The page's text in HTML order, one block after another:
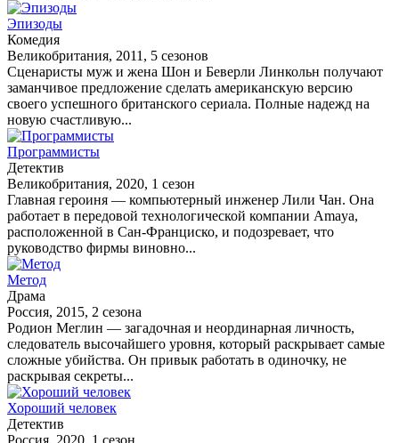
Эпизоды
Комедия
Великобритания, 2011, 5 сезонов
Сценаристы муж и жена Шон и Беверли Линкольн получают
заманчивое предложение сделать американскую версию
своего успешного британского сериала. Полные надежд на
новую счастливую...
Программисты
Детектив
Великобритания, 2020, 1 сезон
Главная героиня — компьютерный инженер Лили Чан. Она
работает в передовой технологической компании Amaya,
расположенной в Сан-Франциско, и подозревает, что
руководство фирмы виновно...
Метод
Драма
Россия, 2015, 2 сезона
Родион Меглин — загадочная и неординарная личность,
следователь высочайшего уровня, который раскрывает самые
сложные убийства. Он привык работать в одиночку, не
раскрывая секреты...
Хороший человек
Детектив
Россия, 2020, 1 сезон